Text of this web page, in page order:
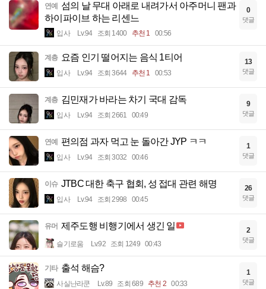
연예
섬의 날 무대 아래로 내려가서 아주머니 팬과
하이파이브 하는 리센느
입사 Lv.94 조회 1400 추천 1 00:56
0
댓글
계층 요즘 인기 떨어지는 음식 1티어
입사 Lv.94 조회 3644 추천 1 00:53
13
댓글
계층 김민재가 바라는 차기 국대 감독
입사 Lv.94 조회 2661 00:49
9
댓글
연예 편의점 과자 먹고 눈 돌아간 JYP ㅋㅋ
입사 Lv.94 조회 3032 00:46
1
댓글
이슈 JTBC 대한 축구 협회, 성 접대 관련 해명
입사 Lv.94 조회 2998 00:45
26
댓글
유머 제주도행 비행기에서 생긴 일
슬기로움 Lv.92 조회 1249 00:43
2
댓글
기타 출석 해슴?
사실난라쿤 Lv.89 조회 689 추천 2 00:33
1
댓글